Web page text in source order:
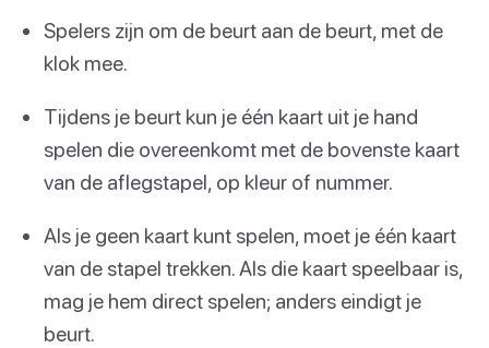
Spelers zijn om de beurt aan de beurt, met de
klok mee.
Tijdens je beurt kun je één kaart uit je hand
spelen die overeenkomt met de bovenste kaart
van de aflegstapel, op kleur of nummer.
Als je geen kaart kunt spelen, moet je één kaart
van de stapel trekken. Als die kaart speelbaar is,
mag je hem direct spelen; anders eindigt je
beurt.